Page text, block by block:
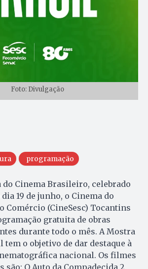
Foto: Divulgação
programação
do Cinema Brasileiro, celebrado
19 de junho, o Cinema do
Comércio (CineSesc) Tocantins
gratuita de obras
durante todo o mês. A Mostra
tem o objetivo de dar destaque à
nacional. Os filmes